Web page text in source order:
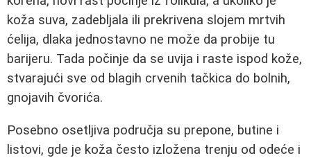
koža suva, zadebljala ili prekrivena slojem mrtvih
ćelija, dlaka jednostavno ne može da probije tu
barijeru. Tada počinje da se uvija i raste ispod kože,
stvarajući sve od blagih crvenih tačkica do bolnih,
gnojavih čvorića.
Posebno osetljiva područja su prepone, butine i
listovi, gde je koža često izložena trenju od odeće i